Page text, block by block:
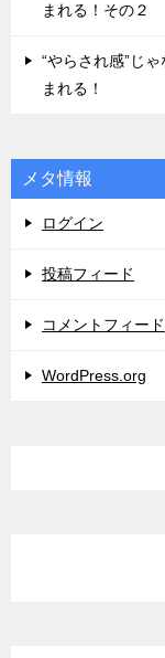
まれる！その２
“やらされ感”じ
まれる！
メタ情報
ログイン
投稿フィード
コメントフィード
WordPress.org